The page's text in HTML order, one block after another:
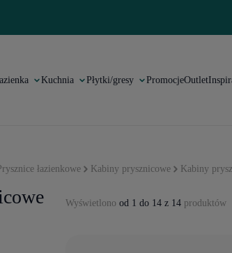
Kuchnia Płytki/gresy PromocjeOutlet
łazienkowe Kabiny prysznicowe Kabiny
Wyświetlono od 1 do 14 z 14 produktów